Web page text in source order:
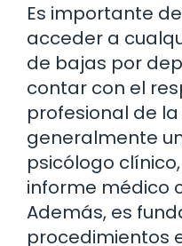
Es importante
acceder a
de bajas por
contar con el
profesional de
generalmente
psicólogo
informe médico
Además, es
procedimientos